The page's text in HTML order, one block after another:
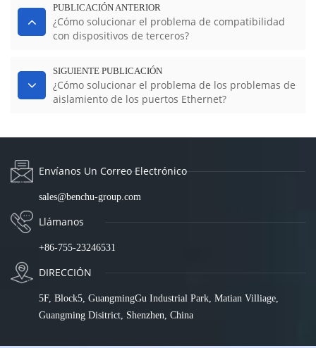
PUBLICACIÓN ANTERIOR
¿Cómo solucionar el problema de compatibilidad
con dispositivos de terceros?
SIGUIENTE PUBLICACIÓN
¿Cómo solucionar el problema de los problemas de
aislamiento de los puertos Ethernet?
Envíanos Un Correo Electrónico
sales@benchu-group.com
Llámanos
+86-755-23246531
DIRECCIÓN
5F, Block5, GuangmingGu Industrial Park, Matian Villiage,
Guangming Disitrict, Shenzhen, China